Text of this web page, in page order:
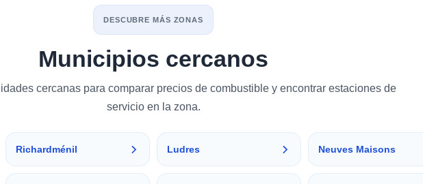
DESCUBRE MÁS ZONAS
Municipios cercanos
cercanas para comparar precios de combustible y encontrar estaciones de
servicio en la zona.
Richardménil Ludres Neuves Maisons